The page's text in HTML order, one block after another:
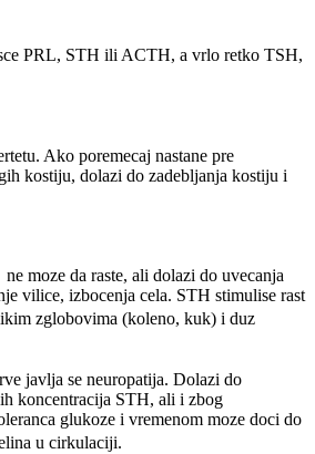
PRL, STH ili ACTH, a vrlo retko TSH,
Ako poremecaj nastane pre
kostiju, dolazi do zadebljanja kostiju i
moze da raste, ali dolazi do uvecanja
vilice, izbocenja cela. STH stimulise rast
zglobovima (koleno, kuk) i duz
javlja se neuropatija. Dolazi do
koncentracija STH, ali i zbog
glukoze i vremenom moze doci do
u cirkulaciji.